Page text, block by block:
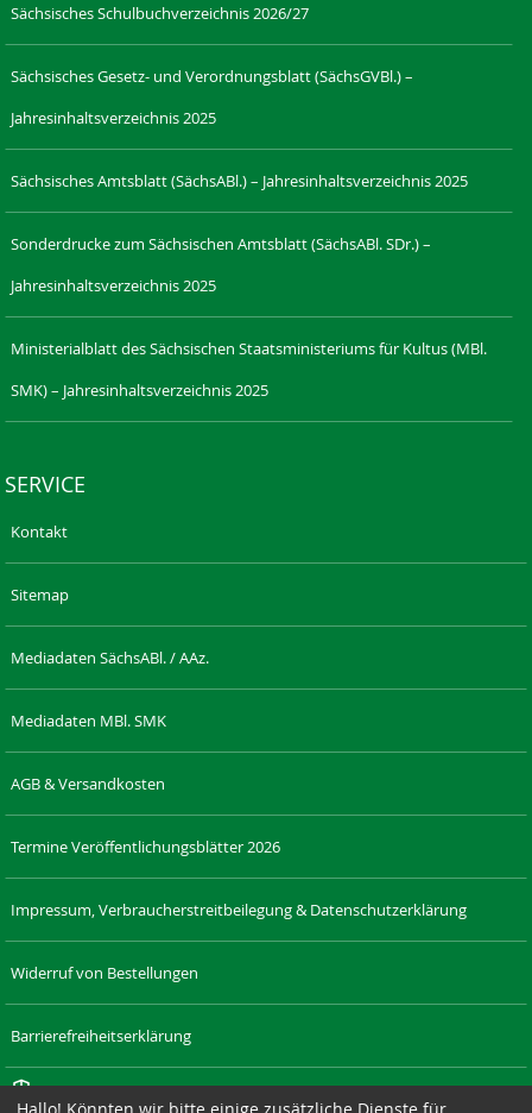
Sächsisches Schulbuchverzeichnis 2026/27
Sächsisches Gesetz- und Verordnungsblatt (SächsGVBl.) –
Jahresinhaltsverzeichnis 2025
Sächsisches Amtsblatt (SächsABl.) – Jahresinhaltsverzeichnis 2025
Sonderdrucke zum Sächsischen Amtsblatt (SächsABl. SDr.) –
Jahresinhaltsverzeichnis 2025
Ministerialblatt des Sächsischen Staatsministeriums für Kultus (MBl.
SMK) – Jahresinhaltsverzeichnis 2025
SERVICE
Kontakt
Sitemap
Mediadaten SächsABl. / AAz.
Mediadaten MBl. SMK
AGB & Versandkosten
Termine Veröffentlichungsblätter 2026
Impressum, Verbraucherstreitbeilegung & Datenschutzerklärung
Widerruf von Bestellungen
Barrierefreiheitserklärung
Cookie-Einstellungen